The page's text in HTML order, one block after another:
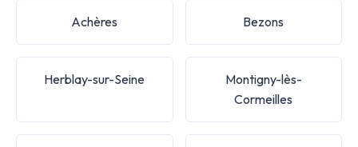
Achères Bezons
Herblay-sur-Seine
Montigny-lès-
Cormeilles